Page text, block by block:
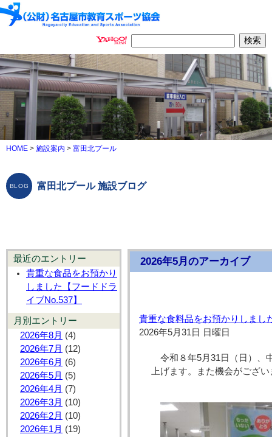
HOME > 施設案内 > 富田北プール
富田北プール 施設ブログ
最近のエントリー
貴重な食品をお預かり
しました【フードドラ
イブNo.537】
月別エントリー
2026年8月 (4)
2026年7月 (12)
2026年6月 (6)
2026年5月 (5)
2026年4月 (7)
2026年3月 (10)
2026年2月 (10)
2026年1月 (19)
2026年5月のアーカイブ
貴重な食料品をお預かりしま
2026年5月31日 日曜日
令和８年5月31日（日）、
上げます。また機会がござ